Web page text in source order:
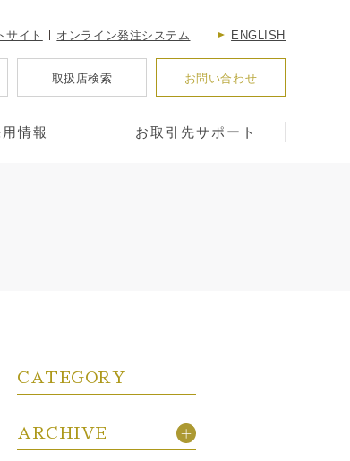
サイト オンライン発注システム ENGLISH
取扱店検索 お問い合わせ
情報 お取引先サポート
CATEGORY
ARCHIVE